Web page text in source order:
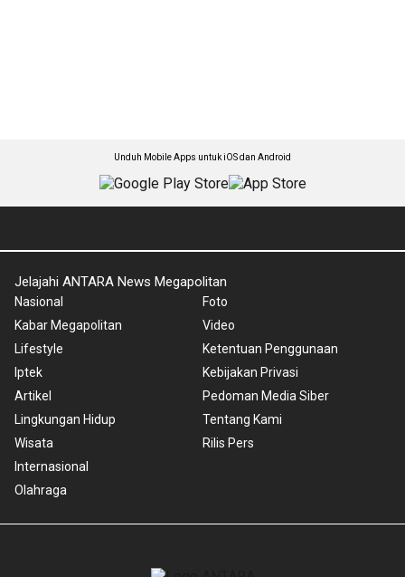
Unduh Mobile Apps untuk iOS dan Android
Jelajahi ANTARA News Megapolitan
Nasional
Kabar Megapolitan
Lifestyle
Iptek
Artikel
Lingkungan Hidup
Wisata
Internasional
Olahraga
Foto
Video
Ketentuan Penggunaan
Kebijakan Privasi
Pedoman Media Siber
Tentang Kami
Rilis Pers